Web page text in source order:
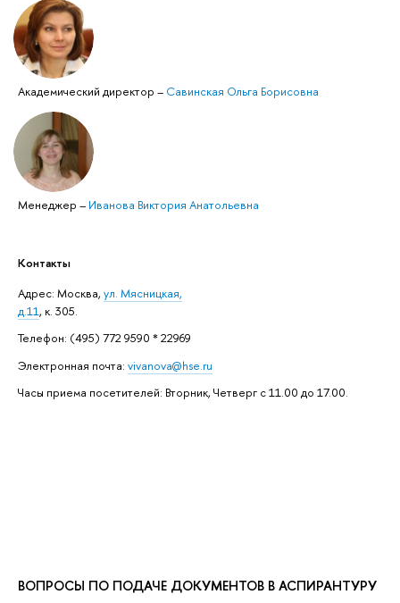
Академический директор – Савинская Ольга Борисовна
Менеджер – Иванова Виктория Анатольевна
Контакты
Адрес: ​Москва, ул. Мясницкая,
д.11, к. 305.
Телефон: (495) 772 9590 * 22969
Электронная почта: vivanova@hse.ru
Часы приема посетителей: Вторник, Четверг с 11.00 до 17.00.
ВОПРОСЫ ПО ПОДАЧЕ ДОКУМЕНТОВ В АСПИРАНТУРУ